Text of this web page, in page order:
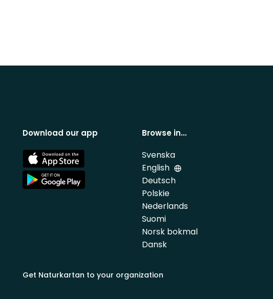
Download our app
App
Store
App
Store
Browse in…
Svenska
English
Deutsch
Polskie
Nederlands
Suomi
Norsk bokmal
Dansk
Get Naturkartan to your organization